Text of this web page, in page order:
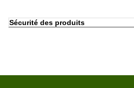
Sécurité des produits